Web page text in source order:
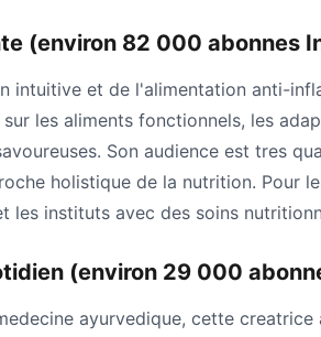
(environ 82 000 abonnes
intuitive et de l'alimentation anti-
les aliments fonctionnels, les
Son audience est tres
holistique de la nutrition. Pour
les instituts avec des soins
(environ 29 000
ayurvedique, cette